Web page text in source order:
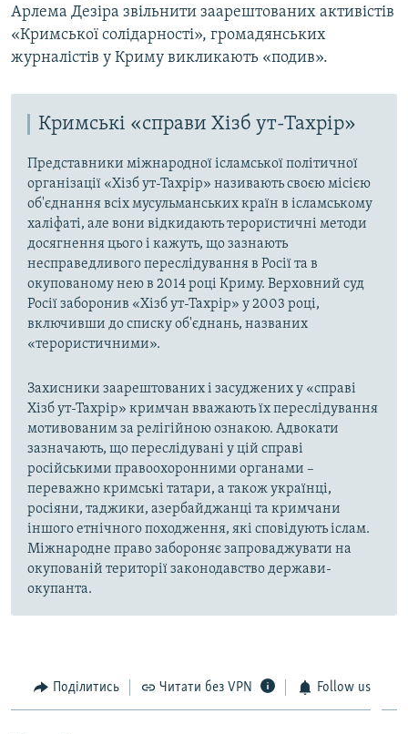
Арлема Дезіра звільнити заарештованих активістів
«Кримської солідарності», громадянських
журналістів у Криму викликають «подив».
Кримські «справи Хізб ут-Тахрір»
Представники міжнародної ісламської політичної
організації «Хізб ут-Тахрір» називають своєю місією
об'єднання всіх мусульманських країн в ісламському
халіфаті, але вони відкидають терористичні методи
досягнення цього і кажуть, що зазнають
несправедливого переслідування в Росії та в
окупованому нею в 2014 році Криму. Верховний суд
Росії заборонив «Хізб ут-Тахрір» у 2003 році,
включивши до списку об'єднань, названих
«терористичними».
Захисники заарештованих і засуджених у «справі
Хізб ут-Тахрір» кримчан вважають їх переслідування
мотивованим за релігійною ознакою. Адвокати
зазначають, що переслідувані у цій справі
російськими правоохоронними органами –
переважно кримські татари, а також українці,
росіяни, таджики, азербайджанці та кримчани
іншого етнічного походження, які сповідують іслам.
Міжнародне право забороняє запроваджувати на
окупованій території законодавство держави-
окупанта.
Поділитись Читати без VPN Follow us